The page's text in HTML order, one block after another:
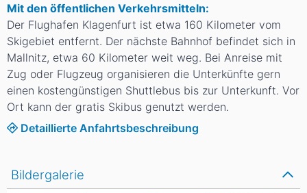
Mit den öffentlichen Verkehrsmitteln:
Der Flughafen Klagenfurt ist etwa 160 Kilometer vom
Skigebiet entfernt. Der nächste Bahnhof befindet sich in
Mallnitz, etwa 60 Kilometer weit weg. Bei Anreise mit
Zug oder Flugzeug organisieren die Unterkünfte gern
einen kostengünstigen Shuttlebus bis zur Unterkunft. Vor
Ort kann der gratis Skibus genutzt werden.
Detaillierte Anfahrtsbeschreibung
Bildergalerie